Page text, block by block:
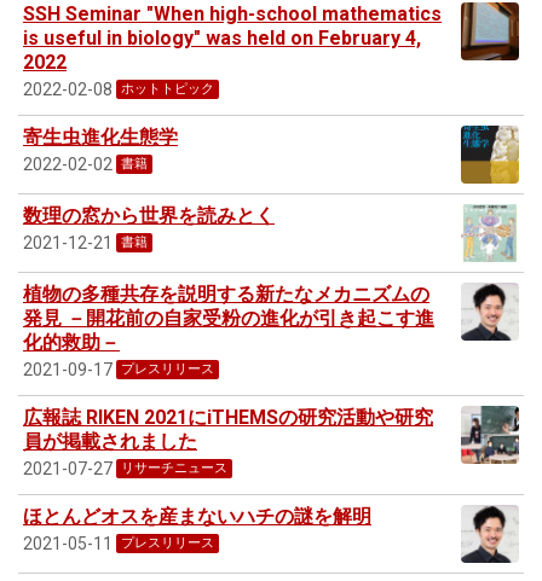
SSH Seminar "When high-school mathematics
is useful in biology" was held on February 4,
2022
2022-02-08 ホットトピック
寄生虫進化生態学
2022-02-02 書籍
数理の窓から世界を読みとく
2021-12-21 書籍
植物の多種共存を説明する新たなメカニズムの
発見 －開花前の自家受粉の進化が引き起こす進
化的救助－
2021-09-17 プレスリリース
広報誌 RIKEN 2021にiTHEMSの研究活動や研究
員が掲載されました
2021-07-27 リサーチニュース
ほとんどオスを産まないハチの謎を解明
2021-05-11 プレスリリース